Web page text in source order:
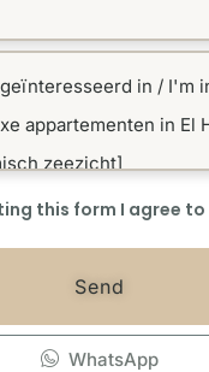
this form I agree to
Send
WhatsApp